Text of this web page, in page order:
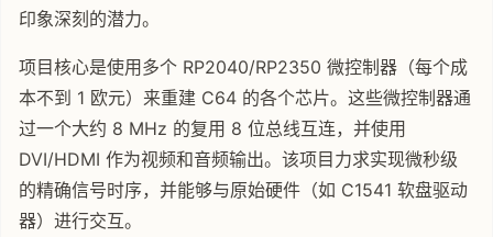
印象深刻的潜力。
项目核心是使用多个 RP2040/RP2350 微控制器（每个成
本不到 1 欧元）来重建 C64 的各个芯片。这些微控制器通
过一个大约 8 MHz 的复用 8 位总线互连，并使用
DVI/HDMI 作为视频和音频输出。该项目力求实现微秒级
的精确信号时序，并能够与原始硬件（如 C1541 软盘驱动
器）进行交互。